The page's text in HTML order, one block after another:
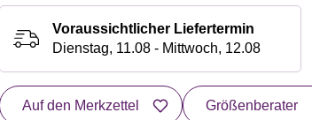
Voraussichtlicher Liefertermin
Dienstag, 11.08 - Mittwoch, 12.08
Auf den Merkzettel Größenberater